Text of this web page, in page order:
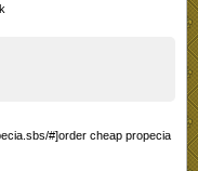
#]order cheap propecia